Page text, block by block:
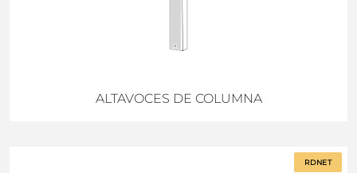
ALTAVOCES DE COLUMNA
RDNET